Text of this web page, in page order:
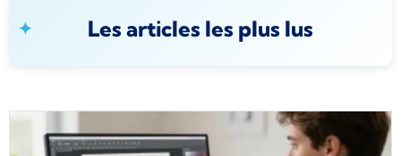
Les articles les plus lus